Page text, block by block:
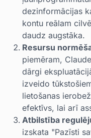
dezinformācijas
kontu reālam
daudz augstāka.
Resursu
piemēram,
dārgi
izveido
lietošanas
efektīvs, lai arī
Atbilstība
izskata "Pazīsti